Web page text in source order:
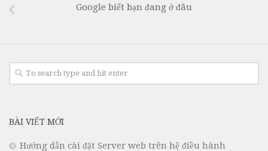
Google biết bạn đang ở đâu
BÀI VIẾT MỚI
Hướng dẫn cài đặt Server web trên hệ điều hành